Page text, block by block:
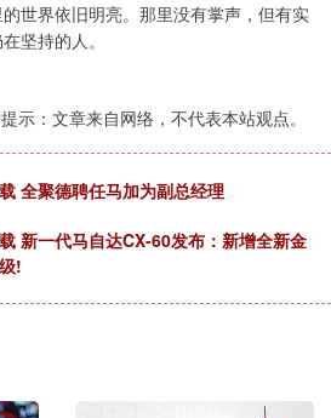
世界依旧明亮。那里没有掌声，但有实
坚持的人。
示：文章来自网络，不代表本站观点。
全聚德聘任马加为副总经理
新一代马自达CX-60发布：新增全新金
!